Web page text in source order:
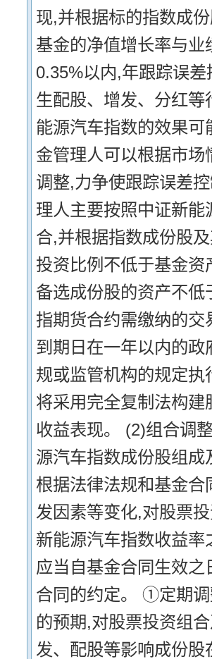
现,并根据标的指数成
基金的净值增长率与
0.35%以内,年跟踪误
生配股、增发、分红
能源汽车指数的效果
金管理人可以根据市
调整,力争使跟踪误差
理人主要按照中证新
合,并根据指数成份股
投资比例不低于基金
备选成份股的资产不
指期货合约需缴纳的
到期日在一年以内的
规或监管机构的规定
将采用完全复制法构
收益表现。 (2)组合调
源汽车指数成份股组
根据法律法规和基金
发因素等变化,对股票
新能源汽车指数收益
应当自基金合同生效
合同的约定。 ①定期
的预期,对股票投资组
发、配股等影响成份